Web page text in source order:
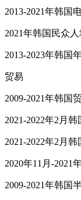
2013-2021年韩国
2021年韩国民众
2013-2023年韩国
贸易
2009-2021年韩国
2021-2022年2月
2021-2022年2月
2020年11月-2021
2009-2021年韩国